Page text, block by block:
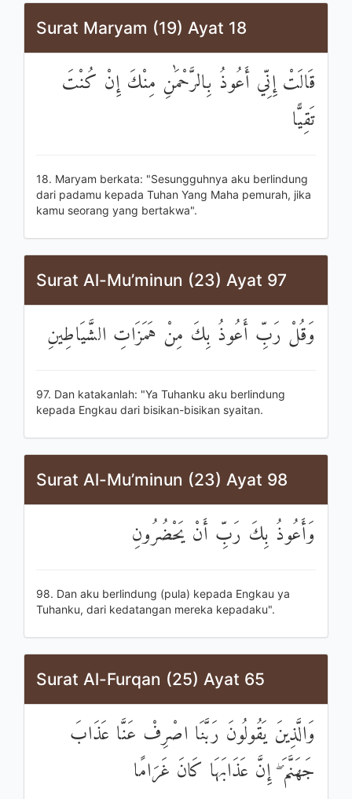
Surat Maryam (19) Ayat 18
قَالَتْ إِنِّي أَعُوذُ بِالرَّحْمَٰنِ مِنْكَ إِنْ كُنْتَ
تَقِيًّا
18. Maryam berkata: "Sesungguhnya aku berlindung
dari padamu kepada Tuhan Yang Maha pemurah, jika
kamu seorang yang bertakwa".
Surat Al-Mu’minun (23) Ayat 97
وَقُلْ رَبِّ أَعُوذُ بِكَ مِنْ هَمَزَاتِ الشَّيَاطِينِ
97. Dan katakanlah: "Ya Tuhanku aku berlindung
kepada Engkau dari bisikan-bisikan syaitan.
Surat Al-Mu’minun (23) Ayat 98
وَأَعُوذُ بِكَ رَبِّ أَنْ يَحْضُرُونِ
98. Dan aku berlindung (pula) kepada Engkau ya
Tuhanku, dari kedatangan mereka kepadaku".
Surat Al-Furqan (25) Ayat 65
وَالَّذِينَ يَقُولُونَ رَبَّنَا اصْرِفْ عَنَّا عَذَابَ
جَهَنَّمَ ۖ إِنَّ عَذَابَهَا كَانَ غَرَامًا